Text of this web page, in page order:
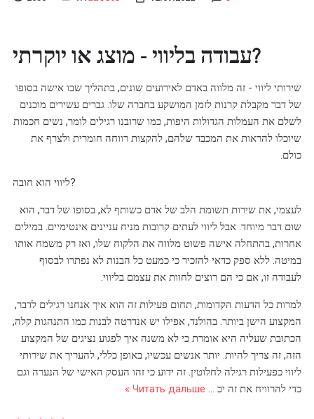
עבודה בליווי - מוצג או יוקרתי?
שירותי ליווי - זה מלווה באדם לאירועים שונים, בתהליך שבו אישה בסופו
של דבר מקבלת קרנות לזמן המושקע בחברה שלו. גברים עשירים מוכנים
לשלם את העמלות הגדולות היפות, כמו שרובנו רגילים לומר, נשים חכמות
שיוכלו להראות את המכבד שלהם, להקצות רווחה חומרית ולצרף את
כולם.
ליווי הוא חובה?
לעצמי, את שירות תשומת הלב של אדם כשותף לא, בסופו של דבר, הוא
שום דבר מיוחד. אבל ליווי לעתים קרובות מניח עניינים אינטימיים. במילים
אחרות, בהתחלה אישה פשוט מלווה את הלקוח שלו, ואז רק משמח אותו
במיטה. ללא ספק כדאי להזכיר כי כמעט כל הבנות לא נפתרו לבסוף
לעבודה זו, אם כי הם רוצים לחוות את עצמם בליווי.
למרות כל הדעות הקדומות, תחום פעילות זה הוא איך אנחנו רגילים לדבר,
המקצוע הישן ביותר. בהולנד, אפילו יש אנדרטה לבנות כמו התנהגות קלה,
הכתובת שעליה היא אומרת כי לא משנה איך לפגוע נציגים של המקצוע
הזה, זה צריך להיות. יותר אנשים עכשיו, באופן כללי, להעריך את שירותי
ליווי כפעילות רגילה לחלוטין. זה ידוע כי זהו העסק האישי של הנערה וגם
כדי להרוויח את זה יכ ...
Читать дальше »